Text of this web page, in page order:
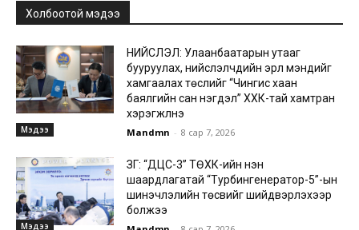
Холбоотой мэдээ
Мэдээ
НИЙСЛЭЛ: Улаанбаатарын утааг
бууруулах, нийслэлчүүдийн эрүүл мэндийг
хамгаалах төслийг “Чингис хаан
баялгийн сан нэгдэл” ХХК-тай хамтран
хэрэгжүүлнэ
Mandmn - 8 сар 7, 2026
Мэдээ
ЗГ: “ДЦС-3” ТӨХК-ийн нэн
шаардлагатай “Турбингенератор-5”-ын
шинэчлэлийн төсвийг шийдвэрлэхээр
болжээ